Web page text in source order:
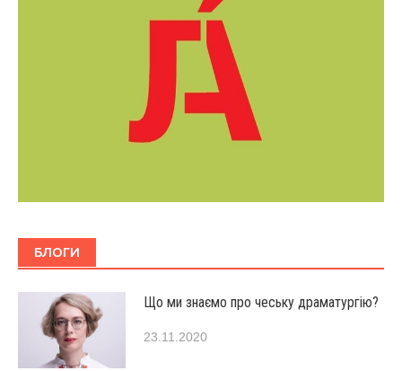
БЛОГИ
Що ми знаємо про чеську драматургію?
23.11.2020